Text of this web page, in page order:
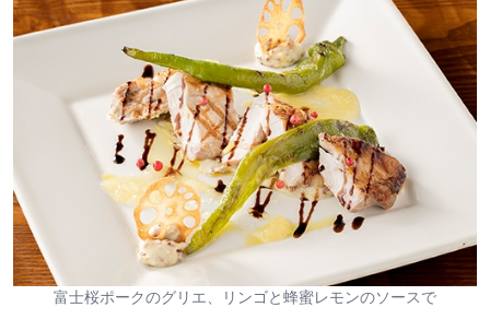
富士桜ポークのグリエ、リンゴと蜂蜜レモンのソースで